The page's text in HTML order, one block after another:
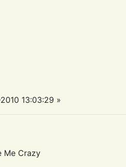
13:03:29 »
Me Crazy